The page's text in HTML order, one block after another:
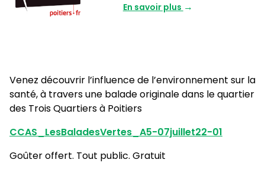
En savoir plus
Venez découvrir l’influence de l’environnement sur la
santé, à travers une balade originale dans le quartier
des Trois Quartiers à Poitiers
CCAS_LesBaladesVertes_A5-07juillet22-01
Goûter offert. Tout public. Gratuit